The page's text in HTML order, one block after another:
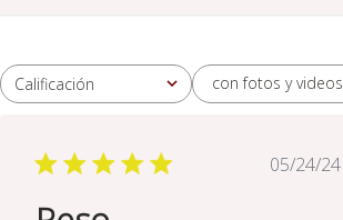
Calificación
Todas las clasificaciones con fotos y videos
Fecha
05/24/24